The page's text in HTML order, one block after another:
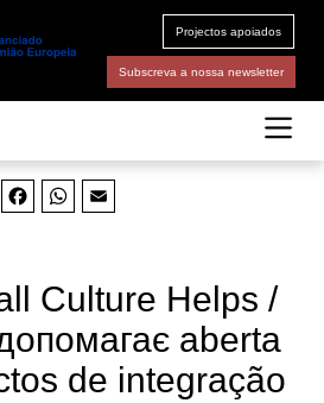
Projectos apoiados
Subscreva a nossa newsletter
FacebookWhatsApp
Culture Helps /
aberta
de integração